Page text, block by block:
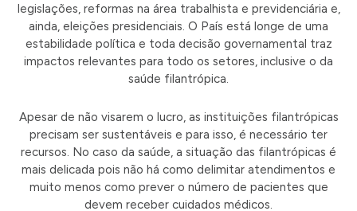
legislações, reformas na área trabalhista e previdenciária e,
ainda, eleições presidenciais. O País está longe de uma
estabilidade política e toda decisão governamental traz
impactos relevantes para todo os setores, inclusive o da
saúde filantrópica.
Apesar de não visarem o lucro, as instituições filantrópicas
precisam ser sustentáveis e para isso, é necessário ter
recursos. No caso da saúde, a situação das filantrópicas é
mais delicada pois não há como delimitar atendimentos e
muito menos como prever o número de pacientes que
devem receber cuidados médicos.